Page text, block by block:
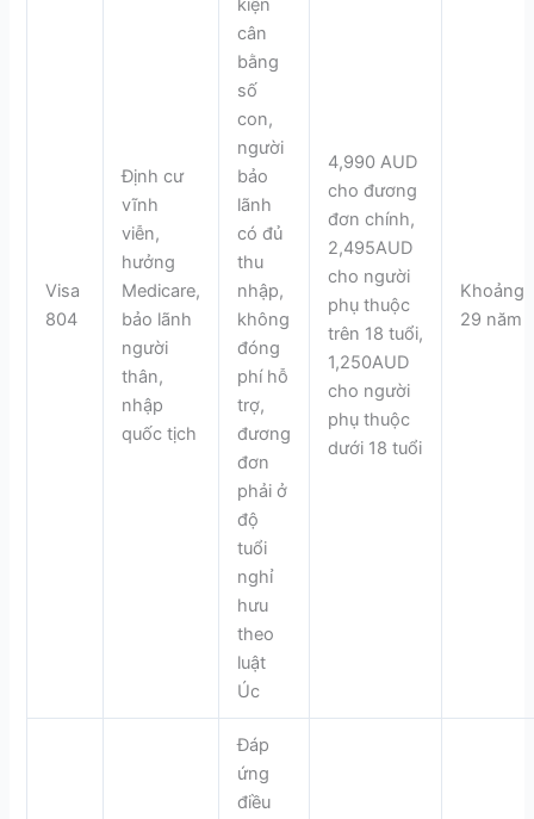
Visa
804
Định cư
vĩnh
viễn,
hưởng
Medicare,
bảo lãnh
người
thân,
nhập
quốc tịch
kiện
cân
bằng
số
con,
người
bảo
lãnh
có đủ
thu
nhập,
không
đóng
phí hỗ
trợ,
đương
đơn
phải ở
độ
tuổi
nghỉ
hưu
theo
luật
Úc
4,990 AUD
cho đương
đơn chính,
2,495AUD
cho người
phụ thuộc
trên 18 tuổi,
1,250AUD
cho người
phụ thuộc
dưới 18 tuổi
Khoảng
29 năm
Đáp
ứng
điều